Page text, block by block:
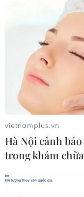
Đội tuyển Việt
mục tiêu 3 điểm,
báo Indonesia
G
vietnamplus.vn
Hà Nội cảnh
trong khám